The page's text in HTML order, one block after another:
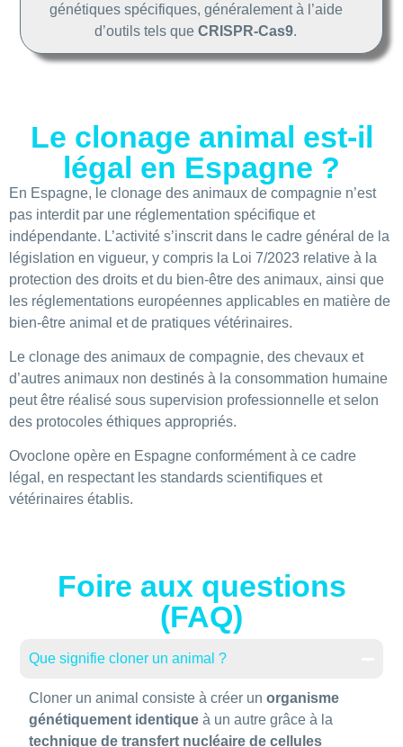
génétiques spécifiques, généralement à l’aide
d’outils tels queCRISPR-Cas9.
Le clonage animal est-il
légal en Espagne ?
En Espagne, le clonage des animaux de compagnie n’est
pas interdit par une réglementation spécifique et
indépendante. L’activité s’inscrit dans le cadre général de la
législation en vigueur, y compris la Loi 7/2023 relative à la
protection des droits et du bien-être des animaux, ainsi que
les réglementations européennes applicables en matière de
bien-être animal et de pratiques vétérinaires.
Le clonage des animaux de compagnie, des chevaux et
d’autres animaux non destinés à la consommation humaine
peut être réalisé sous supervision professionnelle et selon
des protocoles éthiques appropriés.
Ovoclone opère en Espagne conformément à ce cadre
légal, en respectant les standards scientifiques et
vétérinaires établis.
Foire aux questions
(FAQ)
Que signifie cloner un animal ?
Cloner un animal consiste à créer unorganisme
génétiquement identique à un autre grâce à la
technique de transfert nucléaire de cellules